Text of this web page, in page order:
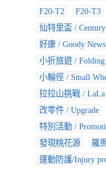
F20-T2
F20-T3
仙特里盃 /
好康 / Goody News
小折旅遊 / Folding
小輪徑 / Small
拉拉山挑戰 / LaLa
改零件 / Upgrade
特別活動 /
發現桃花源
羅
運動防護/Injury